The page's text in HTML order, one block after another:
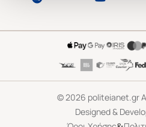
©2026 politeianet.gr
Designed &